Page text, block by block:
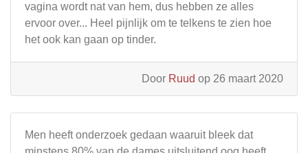
vagina wordt nat van hem, dus hebben ze alles
ervoor over... Heel pijnlijk om te telkens te zien hoe
het ook kan gaan op tinder.
Door Ruud op 26 maart 2020
Men heeft onderzoek gedaan waaruit bleek dat